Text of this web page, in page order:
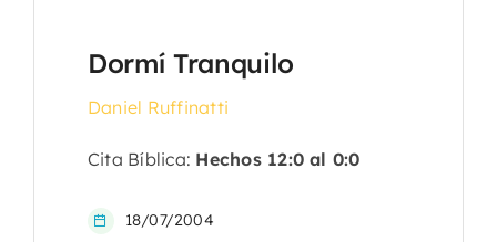
Dormí Tranquilo
Daniel Ruffinatti
Cita Bíblica: Hechos 12:0 al 0:0
18/07/2004